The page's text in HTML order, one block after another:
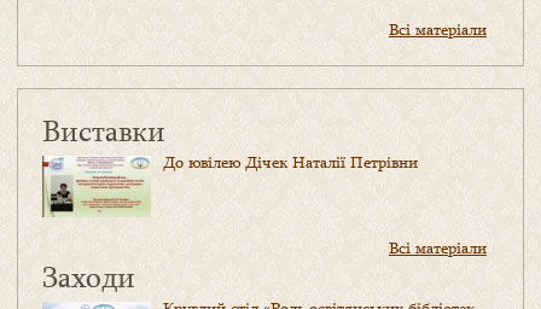
Всі матеріали
Виставки
До ювілею Дічек Наталії Петрівни
Всі матеріали
Заходи